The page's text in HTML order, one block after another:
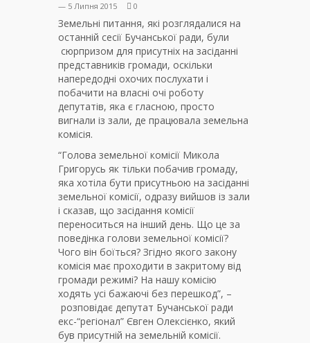
— 5 Липня 2015 0
Земельні питання, які розглядалися на
останній сесії Бучанської ради, були
сюрпризом для присутніх на засіданні
представників громади, оскільки
напередодні охочих послухати і
побачити на власні очі роботу
депутатів, яка є гласною, просто
вигнали із зали, де працювала земельна
комісія.
“Голова земельної комісії Микола
Григорусь як тільки побачив громаду,
яка хотіла бути присутньою на засіданні
земельної комісії, одразу вийшов із зали
і сказав, що засідання комісії
переноситься на інший день. Що це за
поведінка голови земельної комісії?
Чого він боїться? Згідно якого закону
комісія має проходити в закритому від
громади режимі? На нашу комісію
ходять усі бажаючі без перешкод”, –
розповідає депутат Бучанської ради
екс-“регіонал” Євген Олексієнко, який
був присутній на земельній комісії.